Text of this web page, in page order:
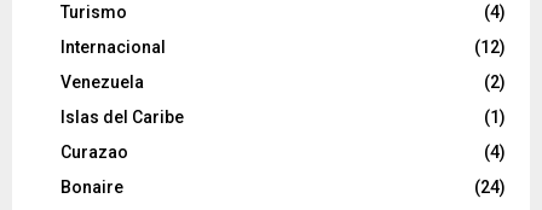
Turismo
(4)
Internacional
(12)
Venezuela
(2)
Islas del Caribe
(1)
Curazao
(4)
Bonaire
(24)